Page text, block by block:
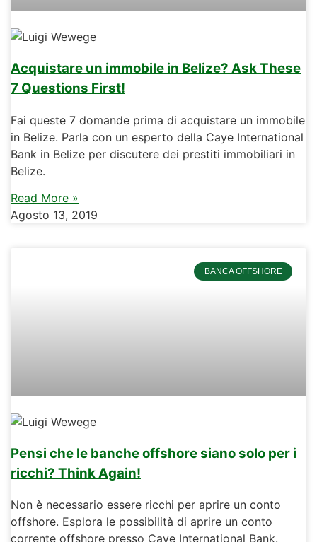
Acquistare un immobile in Belize? Ask These
7 Questions First!
Fai queste 7 domande prima di acquistare un immobile
in Belize. Parla con un esperto della Caye International
Bank in Belize per discutere dei prestiti immobiliari in
Belize.
Read More »
Agosto 13, 2019
BANCA OFFSHORE
Pensi che le banche offshore siano solo per i
ricchi? Think Again!
Non è necessario essere ricchi per aprire un conto
offshore. Esplora le possibilità di aprire un conto
corrente offshore presso Caye International Bank.